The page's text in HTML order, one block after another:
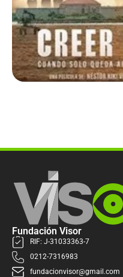
Fundación Visor
RIF: J-31033363-7
0212-7316983
fundacionvisor@gmail.com